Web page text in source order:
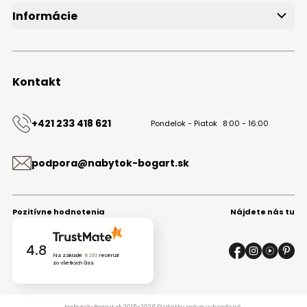
Informácie
Obchodné podmienky
Kontakt
Kontakt
+421 233 418 621 Pondelok - Piatok 8:00 - 16:00
podpora@nabytok-bogart.sk
Pozitívne hodnotenia
4.8 Na základe 8293 recenzií
zo všetkých čias
Nájdete nás tu